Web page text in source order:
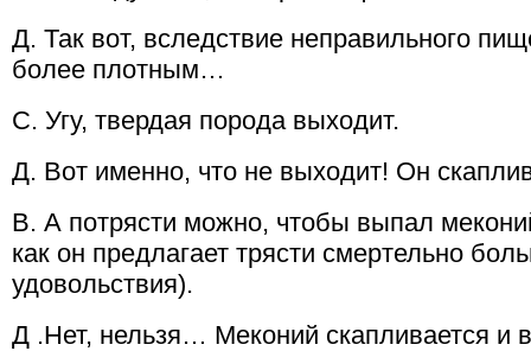
Д. Так вот, вследствие неправильного
более плотным…
С. Угу, твердая порода выходит.
Д. Вот именно, что не выходит! Он
В. А потрясти можно, чтобы выпал
как он предлагает трясти смертельно
удовольствия).
Д .Нет, нельзя… Меконий скапливается и